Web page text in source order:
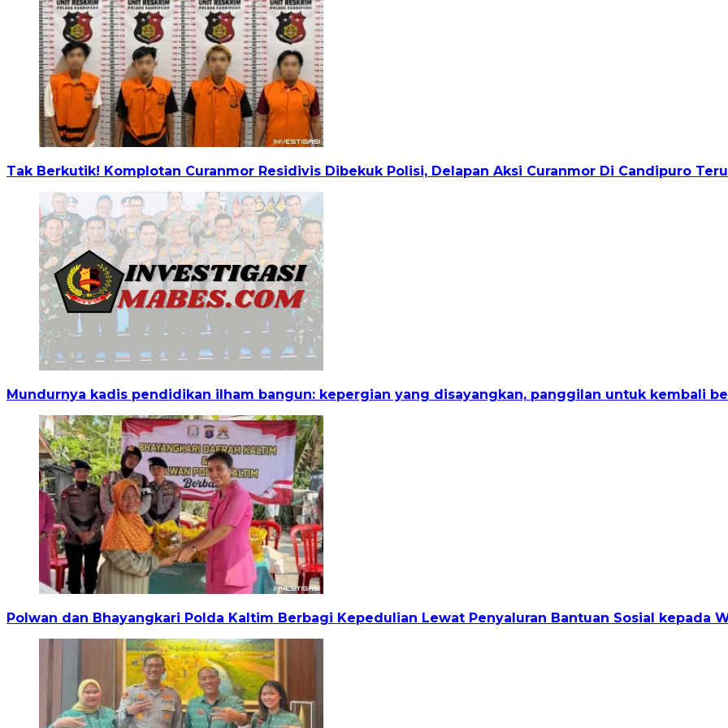
Tak Berkutik! Komplotan Curanmor Residivis Dibekuk Polisi, Delapan Aksi Curanmor Di Candipuro
Mundurnya kadis pendidikan ilham bangun: kepergian yang disayangkan, panggilan untuk kembali
Polwan dan Bhayangkari Polda Kaltim Berbagi Kepedulian Lewat Penyaluran Bantuan Sosial kepada